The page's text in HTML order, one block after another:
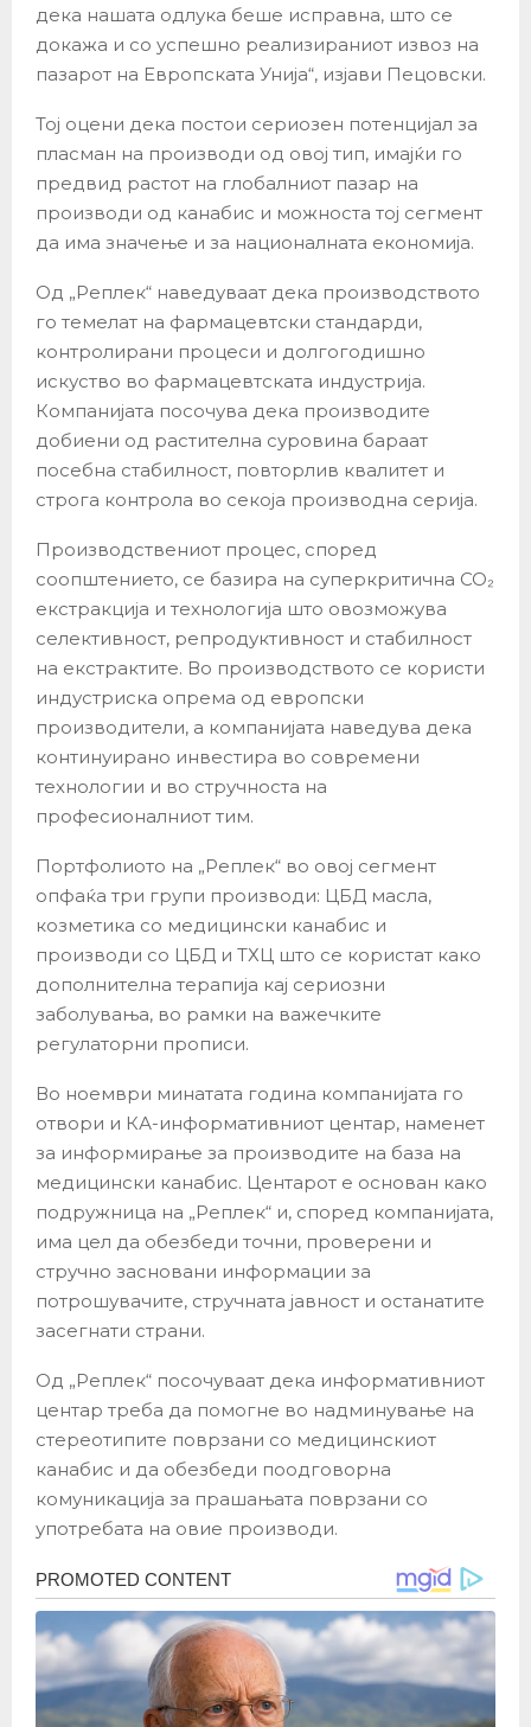
дека нашата одлука беше исправна, што се
докажа и со успешно реализираниот извоз на
пазарот на Европската Унија“, изјави Пецовски.
Тој оцени дека постои сериозен потенцијал за
пласман на производи од овој тип, имајќи го
предвид растот на глобалниот пазар на
производи од канабис и можноста тој сегмент
да има значење и за националната економија.
Од „Реплек“ наведуваат дека производството
го темелат на фармацевтски стандарди,
контролирани процеси и долгогодишно
искуство во фармацевтската индустрија.
Компанијата посочува дека производите
добиени од растителна суровина бараат
посебна стабилност, повторлив квалитет и
строга контрола во секоја производна серија.
Производствениот процес, според
соопштението, се базира на суперкритична CO₂
екстракција и технологија што овозможува
селективност, репродуктивност и стабилност
на екстрактите. Во производството се користи
индустриска опрема од европски
производители, а компанијата наведува дека
континуирано инвестира во современи
технологии и во стручноста на
професионалниот тим.
Портфолиото на „Реплек“ во овој сегмент
опфаќа три групи производи: ЦБД масла,
козметика со медицински канабис и
производи со ЦБД и ТХЦ што се користат како
дополнителна терапија кај сериозни
заболувања, во рамки на важечките
регулаторни прописи.
Во ноември минатата година компанијата го
отвори и КА-информативниот центар, наменет
за информирање за производите на база на
медицински канабис. Центарот е основан како
подружница на „Реплек“ и, според компанијата,
има цел да обезбеди точни, проверени и
стручно засновани информации за
потрошувачите, стручната јавност и останатите
засегнати страни.
Од „Реплек“ посочуваат дека информативниот
центар треба да помогне во надминување на
стереотипите поврзани со медицинскиот
канабис и да обезбеди поодговорна
комуникација за прашањата поврзани со
употребата на овие производи.